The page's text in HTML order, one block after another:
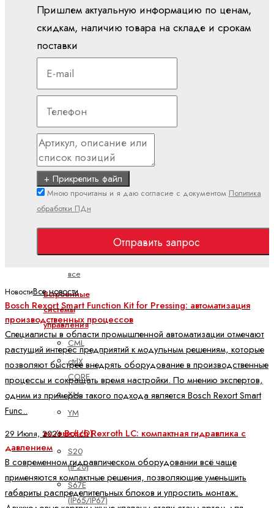
АВТОМАТИЗАЦИЯ
ctrlX
ctrlX
DRIVE
ctrlX
HMI
ctrlX
IOT
ctrlX
IPC
ctrlX
MOTION
Показать
все
Встроенные
системы
управления
CML
ctrlX
CORE
XM
YM
вх./вых (I/O)
S20
(IP20)
S67E
(IP65/IP67)
Пришлем актуальную информацию по ценам,
скидкам, наличию товара на складе и срокам
поставки
+ Прикрепить файл
Мною прочитаны и я даю согласие с документом Политика
обработки ПДн
Отправить запрос
НовостиВсе новости
Bosch Rexort Smart Function Kit for Pressing: автоматизация
производственных процессов
Специалисты в области промышленной автоматизации отмечают
растущий интерес предприятий к модульным решениям, которые
позволяют быстрее внедрять оборудование в производственные
процессы и сокращать время настройки. По мнению экспертов,
одним из примеров такого подхода является Bosch Rexort Smart
Func..
29 Июля, 2026Bosch Rexroth LC: компактная гидравлика с
давлением
В современном гидравлическом оборудовании всё чаще
применяются компактные решения, позволяющие уменьшить
габариты распределительных блоков и упростить монтаж.